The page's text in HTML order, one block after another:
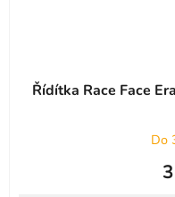
Řídítka Race Face
Do